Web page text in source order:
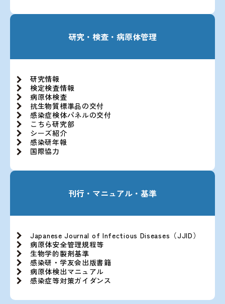
研究・検査・病原体管理
研究情報
検定検査情報
病原体検査
抗生物質標準品の交付
感染症検体パネルの交付
こちら研究部
シーズ紹介
感染研年報
国際協力
刊行・マニュアル・基準
Japanese Journal of Infectious Diseases（JJID）
病原体安全管理規程等
生物学的製剤基準
感染研・学友会出版書籍
病原体検出マニュアル
感染症等対策ガイダンス